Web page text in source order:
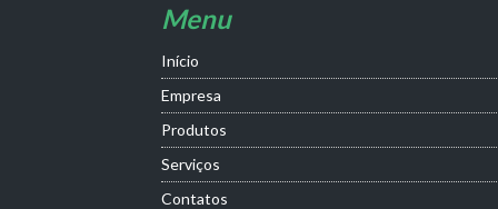
Menu
Início
Empresa
Produtos
Serviços
Contatos